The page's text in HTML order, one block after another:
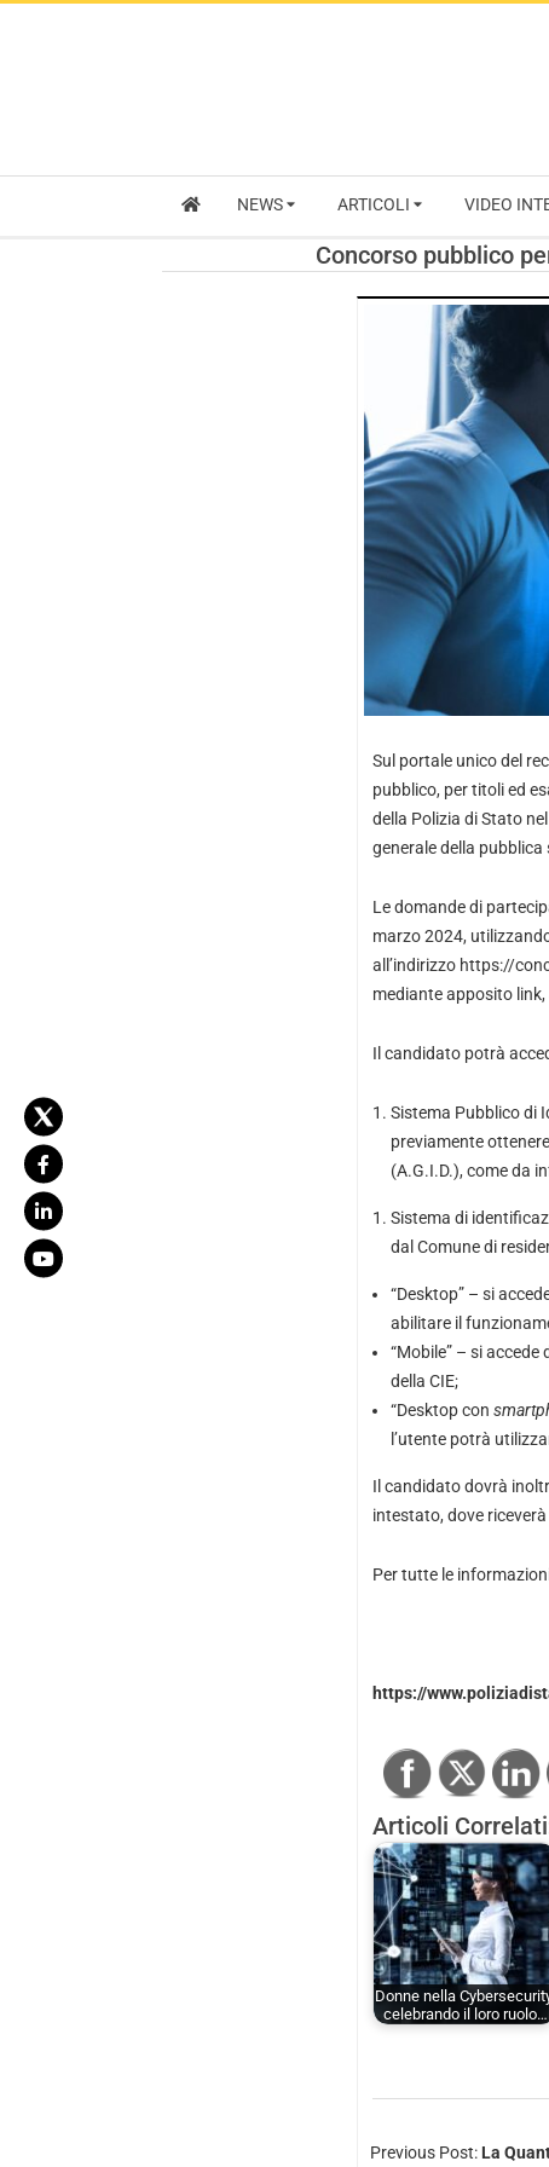
NEWS ARTICOLI VIDEO
Concorso pubblico
Sul portale unico del
pubblico, per titoli ed
della Polizia di Stato
generale della
Le domande di
marzo 2024,
all’indirizzo https://
mediante apposito
Il candidato potrà
Sistema Pubblico di
previamente
(A.G.I.D.), come da
Sistema di
dal Comune di
“Desktop” – si
abilitare il
“Mobile” – si accede
della CIE;
“Desktop con
l’utente potrà
Il candidato dovrà
intestato, dove
Per tutte le
https://
Articoli
Donne nella
celebrando il loro ruolo…
Previous Post: La